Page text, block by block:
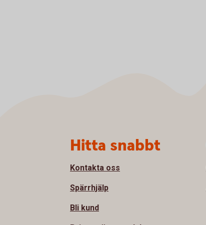
Hitta snabbt
Kontakta oss
Spärrhjälp
Bli kund